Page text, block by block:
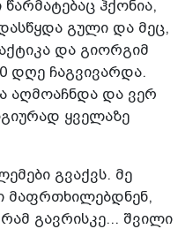
ჰქონია,
გული და მეც,
და გიორგიმ
დღე ჩაგვივარდა.
აღმოაჩნდა და ვერ
ყველაზე
გვაქვს. მე
მაფრთხილებდნენ,
გავრისკე... შვილი